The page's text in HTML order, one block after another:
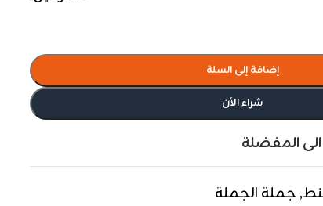
إضافة إلى السلة
شراء الأن
المفضلة
, جملة الجملة